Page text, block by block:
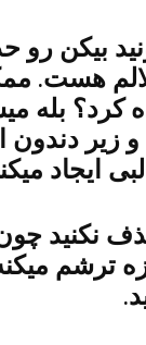
بیکن
هست.
کرد؟
زیر
ایجاد
حذف نکنید
میکنه.